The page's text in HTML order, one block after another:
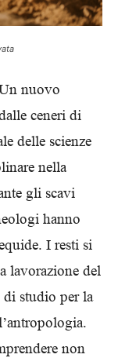
nuovo
ceneri di
delle scienze
nella
gli scavi
hanno
I resti si
lavorazione del
di studio per la
non